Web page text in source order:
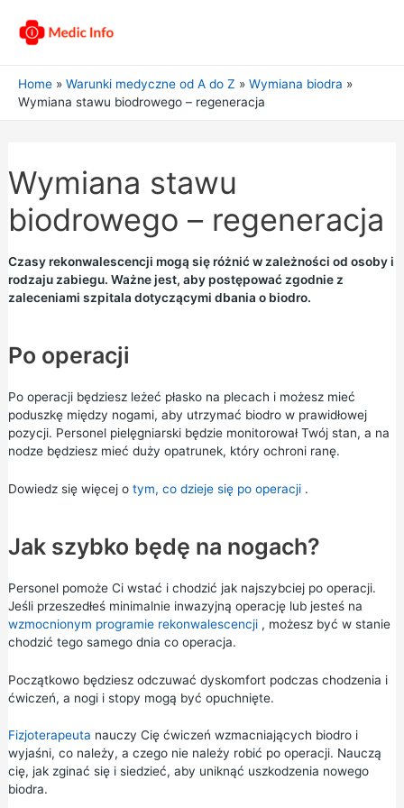
Home Warunki medyczne od A do Z
Wymiana biodra
Wymiana stawu biodrowego – regeneracja
Wymiana stawu
biodrowego – regeneracja
Czasy rekonwalescencji mogą się różnić w zależności od osoby i
rodzaju zabiegu. Ważne jest, aby postępować zgodnie z
zaleceniami szpitala dotyczącymi dbania o biodro.
Po operacji
Po operacji będziesz leżeć płasko na plecach i możesz mieć
poduszkę między nogami, aby utrzymać biodro w prawidłowej
pozycji. Personel pielęgniarski będzie monitorował Twój stan, a na
nodze będziesz mieć duży opatrunek, który ochroni ranę.
Dowiedz się więcej o tym, co dzieje się po operacji.
Jak szybko będę na nogach?
Personel pomoże Ci wstać i chodzić jak najszybciej po operacji.
Jeśli przeszedłeś minimalnie inwazyjną operację lub jesteś na
wzmocnionym programie rekonwalescencji, możesz być w stanie
chodzić tego samego dnia co operacja.
Początkowo będziesz odczuwać dyskomfort podczas chodzenia i
ćwiczeń, a nogi i stopy mogą być opuchnięte.
Fizjoterapeuta nauczy Cię ćwiczeń wzmacniających biodro i
wyjaśni, co należy, a czego nie należy robić po operacji. Nauczą
cię, jak zginać się i siedzieć, aby uniknąć uszkodzenia nowego
biodra.